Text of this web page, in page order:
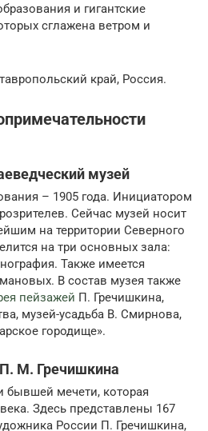
и гигантские
сглажена ветром и
край, Россия.
музей
– 1905 года. Инициатором
Сейчас музей носит
на территории Северного
на три основных зала:
Также имеется
В состав музея также
пейзажей П. Гречишкина,
музей-усадьба В. Смирнова,
городище».
М. Гречишкина
бывшей мечети, которая
Здесь представлены 167
России П. Гречишкина,